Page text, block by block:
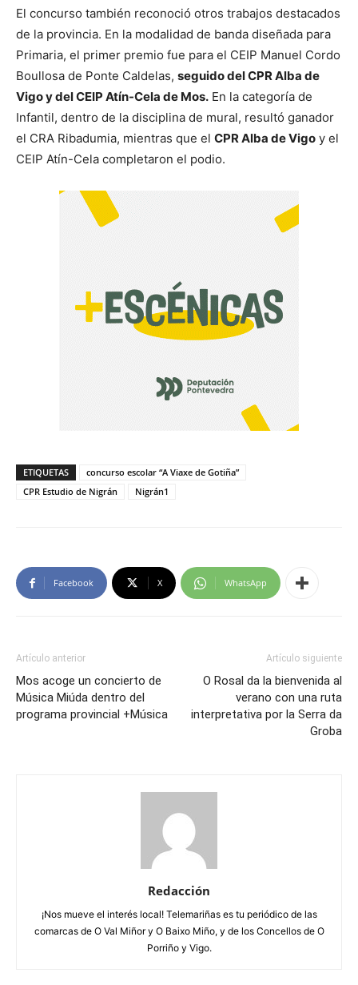
El concurso también reconoció otros trabajos destacados
de la provincia. En la modalidad de banda diseñada para
Primaria, el primer premio fue para el CEIP Manuel Cordo
Boullosa de Ponte Caldelas, seguido del CPR Alba de
Vigo y del CEIP Atín-Cela de Mos. En la categoría de
Infantil, dentro de la disciplina de mural, resultó ganador
el CRA Ribadumia, mientras que el CPR Alba de Vigo y el
CEIP Atín-Cela completaron el podio.
ETIQUETAS
concurso escolar “A Viaxe de Gotiña”
CPR Estudio de Nigrán
Nigrán1
Facebook X WhatsApp
Artículo anterior
Mos acoge un concierto de
Música Miúda dentro del
programa provincial +Música
Artículo siguiente
O Rosal da la bienvenida al
verano con una ruta
interpretativa por la Serra da
Groba
Redacción
¡Nos mueve el interés local! Telemariñas es tu periódico de las
comarcas de O Val Miñor y O Baixo Miño, y de los Concellos de O
Porriño y Vigo.